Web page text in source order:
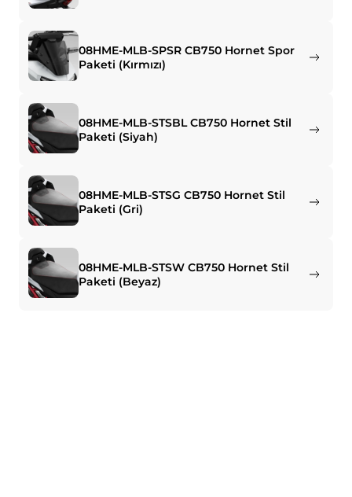
08HME-MLB-SPSR CB750 Hornet Spor
Paketi (Kırmızı)
08HME-MLB-STSBL CB750 Hornet Stil
Paketi (Siyah)
08HME-MLB-STSG CB750 Hornet Stil
Paketi (Gri)
08HME-MLB-STSW CB750 Hornet Stil
Paketi (Beyaz)